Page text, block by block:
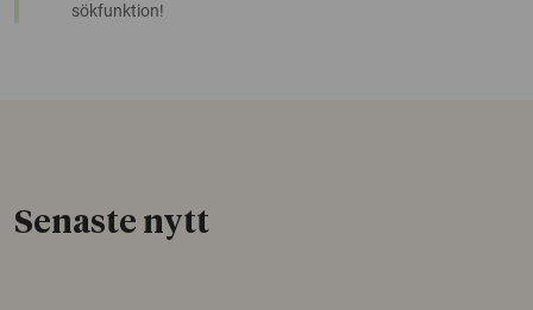
sökfunktion!
Senaste nytt